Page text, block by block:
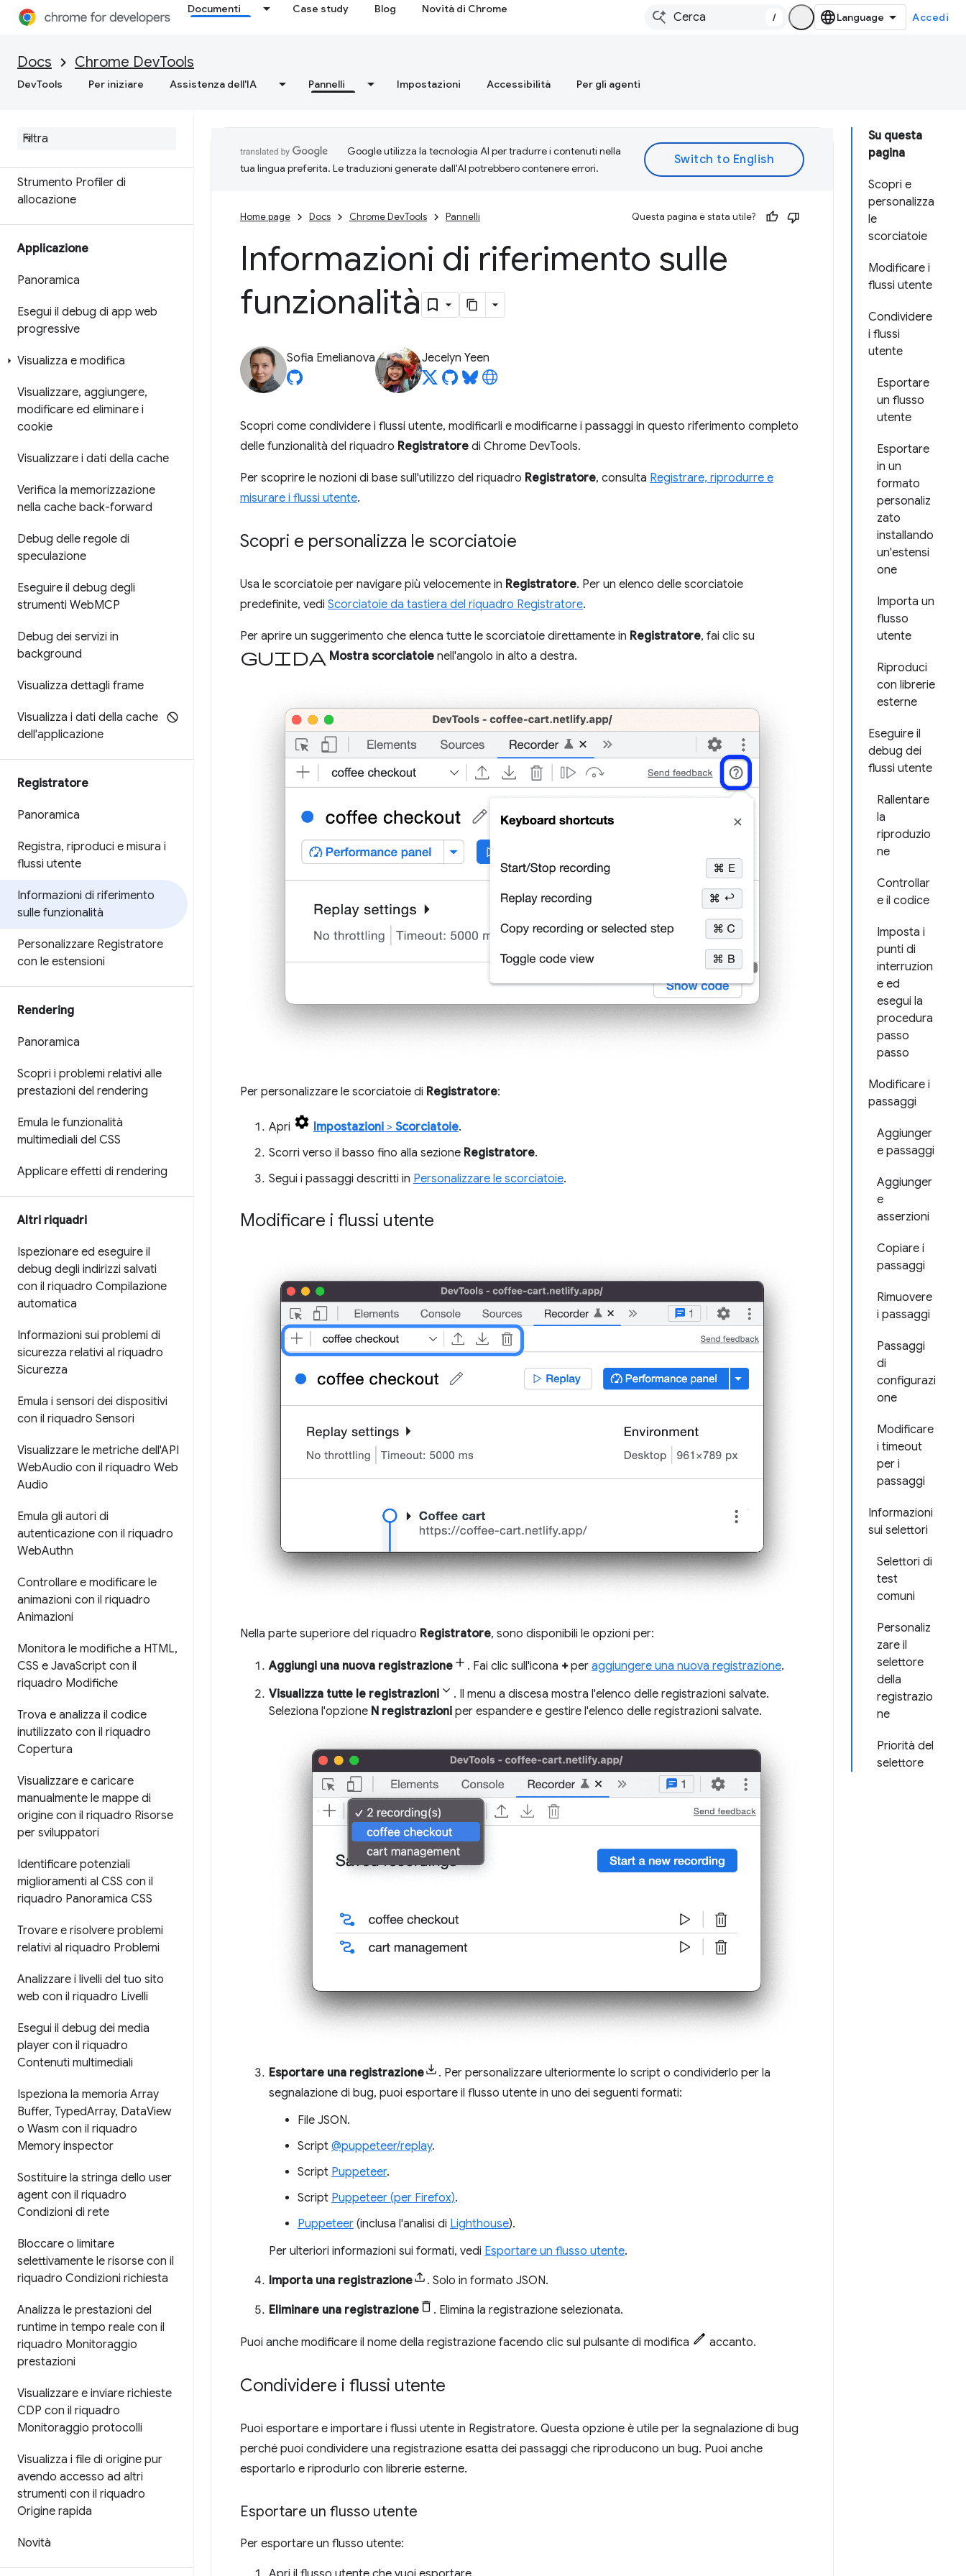
Documenti Case study Blog Novità di Chrome
/ Accedi
Docs Chrome DevTools
DevTools Per iniziare Assistenza dell'IA Pannelli Impostazioni Accessibilità Per gli agenti
Memoria
Panoramica
Terminologia della memoria
Strumento Profiler di
allocazione
Applicazione
Panoramica
Esegui il debug di app web
progressive
Visualizza e modifica
Visualizzare, aggiungere,
modificare ed eliminare i
cookie
Visualizzare i dati della cache
Verifica la memorizzazione
nella cache back-forward
Debug delle regole di
speculazione
Eseguire il debug degli
strumenti WebMCP
Debug dei servizi in
background
Visualizza dettagli frame
Visualizza i dati della cache
dell'applicazione
Registratore
Panoramica
Registra, riproduci e misura i
flussi utente
Informazioni di riferimento
sulle funzionalità
Personalizzare Registratore
con le estensioni
Rendering
Panoramica
Scopri i problemi relativi alle
prestazioni del rendering
Emula le funzionalità
multimediali del CSS
Applicare effetti di rendering
Altri riquadri
Ispezionare ed eseguire il
debug degli indirizzi salvati
con il riquadro Compilazione
automatica
Informazioni sui problemi di
sicurezza relativi al riquadro
Sicurezza
Emula i sensori dei dispositivi
con il riquadro Sensori
Visualizzare le metriche dell'API
WebAudio con il riquadro Web
Audio
Emula gli autori di
autenticazione con il riquadro
WebAuthn
Controllare e modificare le
animazioni con il riquadro
Animazioni
Monitora le modifiche a HTML,
CSS e JavaScript con il
riquadro Modifiche
Trova e analizza il codice
inutilizzato con il riquadro
Copertura
Visualizzare e caricare
manualmente le mappe di
origine con il riquadro Risorse
per sviluppatori
Identificare potenziali
miglioramenti al CSS con il
riquadro Panoramica CSS
Trovare e risolvere problemi
relativi al riquadro Problemi
Analizzare i livelli del tuo sito
web con il riquadro Livelli
Esegui il debug dei media
player con il riquadro
Contenuti multimediali
Ispeziona la memoria Array
Buffer, TypedArray, DataView
o Wasm con il riquadro
Memory inspector
Sostituire la stringa dello user
agent con il riquadro
Condizioni di rete
Bloccare o limitare
selettivamente le risorse con il
riquadro Condizioni richiesta
Analizza le prestazioni del
runtime in tempo reale con il
riquadro Monitoraggio
prestazioni
Visualizzare e inviare richieste
CDP con il riquadro
Monitoraggio protocolli
Visualizza i file di origine pur
avendo accesso ad altri
strumenti con il riquadro
Origine rapida
Novità
Su questa
pagina
Scopri e
personalizza
le
scorciatoie
Modificare i
flussi utente
Condividere
i flussi
utente
Esportare
un flusso
utente
Esportare
in un
formato
personaliz
zato
installando
un'estensi
one
Importa un
flusso
utente
Riproduci
con librerie
esterne
Eseguire il
debug dei
flussi utente
Rallentare
la
riproduzio
ne
Controllar
e il codice
Imposta i
punti di
interruzion
e ed
esegui la
procedura
passo
passo
Modificare i
passaggi
Aggiunger
e passaggi
Aggiunger
e
asserzioni
Copiare i
passaggi
Rimuovere
i passaggi
Passaggi
di
configurazi
one
Modificare
i timeout
per i
passaggi
Informazioni
sui selettori
Selettori di
test
comuni
Personaliz
zare il
selettore
della
registrazio
ne
Priorità del
selettore
Google utilizza la tecnologia AI per tradurre i contenuti nella
tua lingua preferita. Le traduzioni generate dall'AI potrebbero contenere errori.
Home page Docs Chrome DevTools Pannelli Questa pagina è stata utile?
Informazioni di riferimento sulle
funzionalità
Sofia Emelianova Jecelyn Yeen
Scopri come condividere i flussi utente, modificarli e modificarne i passaggi in questo riferimento completo
delle funzionalità del riquadro Registratore di Chrome DevTools.
Per scoprire le nozioni di base sull'utilizzo del riquadro Registratore, consulta Registrare, riprodurre e
misurare i flussi utente.
Scopri e personalizza le scorciatoie
Usa le scorciatoie per navigare più velocemente in Registratore. Per un elenco delle scorciatoie
predefinite, vedi Scorciatoie da tastiera del riquadro Registratore.
Per aprire un suggerimento che elenca tutte le scorciatoie direttamente in Registratore, fai clic su
Guida Mostra scorciatoie nell'angolo in alto a destra.
Per personalizzare le scorciatoie di Registratore:
Apri Impostazioni > Scorciatoie.
Scorri verso il basso fino alla sezione Registratore.
Segui i passaggi descritti in Personalizzare le scorciatoie.
Modificare i flussi utente
Nella parte superiore del riquadro Registratore, sono disponibili le opzioni per:
Aggiungi una nuova registrazione . Fai clic sull'icona +per aggiungere una nuova registrazione.
Visualizza tutte le registrazioni
. Il menu a discesa mostra l'elenco delle registrazioni salvate.
Seleziona l'opzione N registrazioni per espandere e gestire l'elenco delle registrazioni salvate.
Esportare una registrazione
. Per personalizzare ulteriormente lo script o condividerlo per la
segnalazione di bug, puoi esportare il flusso utente in uno dei seguenti formati:
File JSON.
Script @puppeteer/replay.
Script Puppeteer.
Script Puppeteer (per Firefox).
Puppeteer (inclusa l'analisi di Lighthouse).
Per ulteriori informazioni sui formati, vedi Esportare un flusso utente.
Importa una registrazione . Solo in formato JSON.
Eliminare una registrazione . Elimina la registrazione selezionata.
Puoi anche modificare il nome della registrazione facendo clic sul pulsante di modifica accanto.
Condividere i flussi utente
Puoi esportare e importare i flussi utente in Registratore. Questa opzione è utile per la segnalazione di bug
perché puoi condividere una registrazione esatta dei passaggi che riproducono un bug. Puoi anche
esportarlo e riprodurlo con librerie esterne.
Esportare un flusso utente
Per esportare un flusso utente: